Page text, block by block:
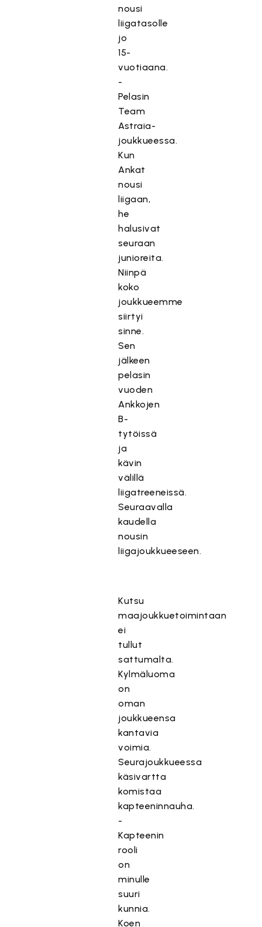
nousi
liigatasolle
jo
15-
vuotiaana.
-
Pelasin
Team
Astraia-
joukkueessa.
Kun
Ankat
nousi
liigaan,
he
halusivat
seuraan
junioreita.
Niinpä
koko
joukkueemme
siirtyi
sinne.
Sen
jälkeen
pelasin
vuoden
Ankkojen
B-
tytöissä
ja
kävin
välillä
liigatreeneissä.
Seuraavalla
kaudella
nousin
liigajoukkueeseen.
Kutsu
maajoukkuetoimintaan
ei
tullut
sattumalta.
Kylmäluoma
on
oman
joukkueensa
kantavia
voimia.
Seurajoukkueessa
käsivartta
komistaa
kapteeninnauha.
-
Kapteenin
rooli
on
minulle
suuri
kunnia.
Koen